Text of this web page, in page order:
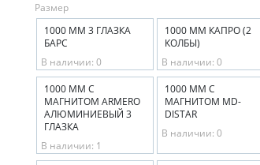
Размер
1000 ММ 3 ГЛАЗКА
БАРС
В наличии: 0
1000 ММ КАПРО (2
КОЛБЫ)
В наличии: 0
1000 ММ С
МАГНИТОМ ARMERO
АЛЮМИНИЕВЫЙ 3
ГЛАЗКА
В наличии: 1
1000 ММ С
МАГНИТОМ MD-
DISTAR
В наличии: 0